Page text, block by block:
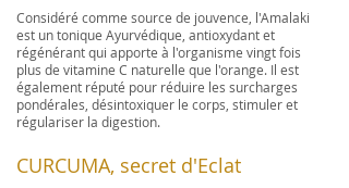
Considéré comme source de jouvence, l'Amalaki
est un tonique Ayurvédique, antioxydant et
régénérant qui apporte à l'organisme vingt fois
plus de vitamine C naturelle que l'orange. Il est
également réputé pour réduire les surcharges
pondérales, désintoxiquer le corps, stimuler et
régulariser la digestion.
CURCUMA, secret d'Eclat